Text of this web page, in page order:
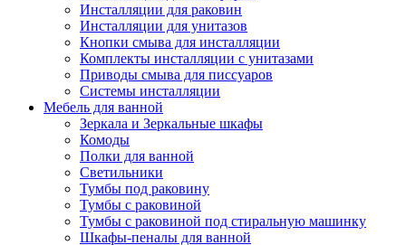
Инсталляции для раковин
Инсталляции для унитазов
Кнопки смыва для инсталляции
Комплекты инсталляции с унитазами
Приводы смыва для писсуаров
Системы инсталляции
Мебель для ванной
Зеркала и Зеркальные шкафы
Комоды
Полки для ванной
Светильники
Тумбы под раковину
Тумбы с раковиной
Тумбы с раковиной под стиральную машинку
Шкафы-пеналы для ванной